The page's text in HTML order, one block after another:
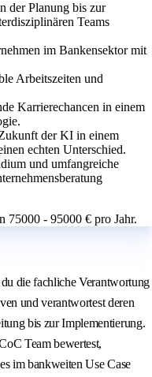
der Planung bis zur
Teams
im Bankensektor mit
Arbeitszeiten und
Karrierechancen in einem
der KI in einem
echten Unterschied.
und umfangreiche
75000 - 95000 € pro Jahr.
die fachliche Verantwortung
und verantwortest deren
bis zur Implementierung.
Team bewertest,
im bankweiten Use Case